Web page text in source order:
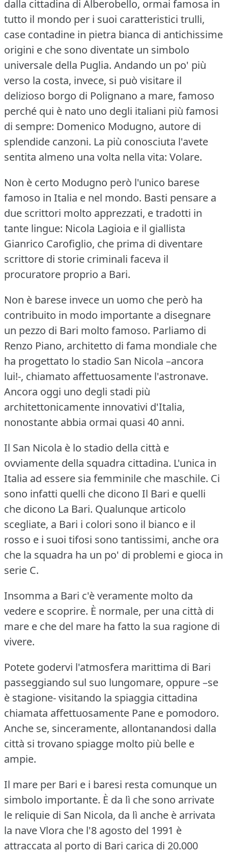
dalla cittadina di Alberobello, ormai famosa in
tutto il mondo per i suoi caratteristici trulli,
case contadine in pietra bianca di antichissime
origini e che sono diventate un simbolo
universale della Puglia. Andando un po' più
verso la costa, invece, si può visitare il
delizioso borgo di Polignano a mare, famoso
perché qui è nato uno degli italiani più famosi
di sempre: Domenico Modugno, autore di
splendide canzoni. La più conosciuta l'avete
sentita almeno una volta nella vita: Volare.
Non è certo Modugno però l'unico barese
famoso in Italia e nel mondo. Basti pensare a
due scrittori molto apprezzati, e tradotti in
tante lingue: Nicola Lagioia e il giallista
Gianrico Carofiglio, che prima di diventare
scrittore di storie criminali faceva il
procuratore proprio a Bari.
Non è barese invece un uomo che però ha
contribuito in modo importante a disegnare
un pezzo di Bari molto famoso. Parliamo di
Renzo Piano, architetto di fama mondiale che
ha progettato lo stadio San Nicola –ancora
lui!-, chiamato affettuosamente l'astronave.
Ancora oggi uno degli stadi più
architettonicamente innovativi d'Italia,
nonostante abbia ormai quasi 40 anni.
Il San Nicola è lo stadio della città e
ovviamente della squadra cittadina. L'unica in
Italia ad essere sia femminile che maschile. Ci
sono infatti quelli che dicono Il Bari e quelli
che dicono La Bari. Qualunque articolo
scegliate, a Bari i colori sono il bianco e il
rosso e i suoi tifosi sono tantissimi, anche ora
che la squadra ha un po' di problemi e gioca in
serie C.
Insomma a Bari c'è veramente molto da
vedere e scoprire. È normale, per una città di
mare e che del mare ha fatto la sua ragione di
vivere.
Potete godervi l'atmosfera marittima di Bari
passeggiando sul suo lungomare, oppure –se
è stagione- visitando la spiaggia cittadina
chiamata affettuosamente Pane e pomodoro.
Anche se, sinceramente, allontanandosi dalla
città si trovano spiagge molto più belle e
ampie.
Il mare per Bari e i baresi resta comunque un
simbolo importante. È da lì che sono arrivate
le reliquie di San Nicola, da lì anche è arrivata
la nave Vlora che l'8 agosto del 1991 è
attraccata al porto di Bari carica di 20.000